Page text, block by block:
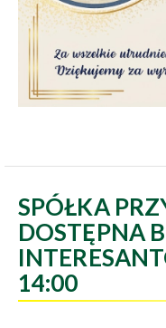
SPÓŁKA
DOSTĘPNA
14:00